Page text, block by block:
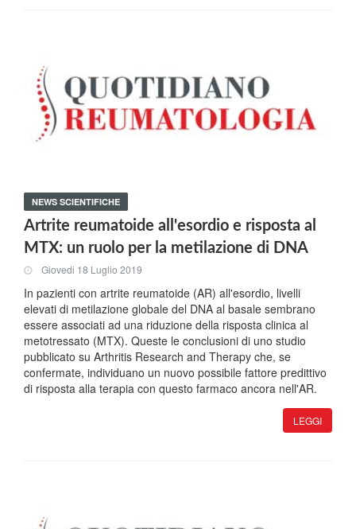
NEWS SCIENTIFICHE
Artrite reumatoide all'esordio e risposta al
MTX: un ruolo per la metilazione di DNA
Giovedi 18 Luglio 2019
In pazienti con artrite reumatoide (AR) all'esordio, livelli
elevati di metilazione globale del DNA al basale sembrano
essere associati ad una riduzione della risposta clinica al
metotressato (MTX). Queste le conclusioni di uno studio
pubblicato su Arthritis Research and Therapy che, se
confermate, individuano un nuovo possibile fattore predittivo
di risposta alla terapia con questo farmaco ancora nell'AR.
LEGGI